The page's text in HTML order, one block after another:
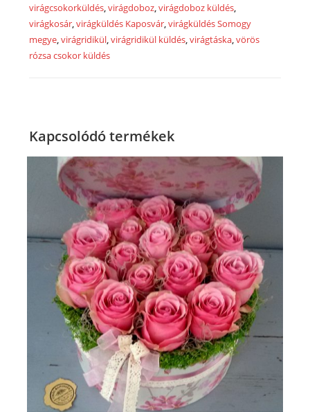
virágcsokorküldés ,virágdoboz ,virágdoboz küldés
virágkosár ,virágküldés Kaposvár ,virágküldés Somogy
megye ,virágridikül ,virágridikül küldés ,virágtáska ,vörös
rózsa csokor küldés
Kapcsolódó termékek